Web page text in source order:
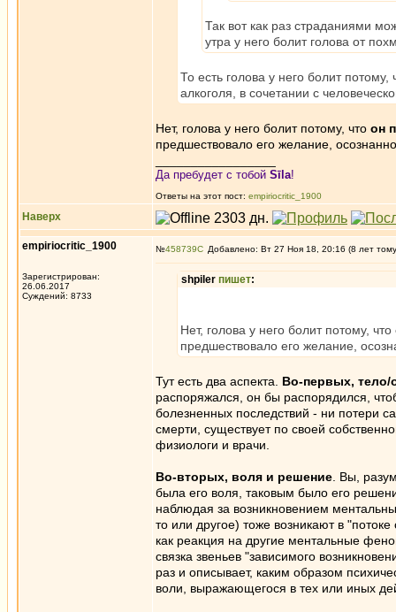
Так вот как раз страданиями
утра у него болит голова от
То есть голова у него болит
алкоголя, в сочетании с
Нет, голова у него болит потому, что он
предшествовало его желание,
Да пребудет с тобой Sīla!
Ответы на этот пост: empiriocritic_1900
Наверх
empiriocritic_1900
Зарегистрирован:
26.06.2017
Суждений: 8733
№458739 Добавлено: Вт 27 Ноя 18, 20:16 (8 лет
shpiler пишет:
Нет, голова у него болит потому, что
предшествовало его желание,
Тут есть два аспекта. Во-первых, тело/
распоряжался, он бы распорядился,
болезненных последствий - ни потери
смерти, существует по своей
физиологи и врачи.
Во-вторых, воля и решение . Вы,
была его воля, таковым было его
наблюдая за возникновением
то или другое) тоже возникают в
как реакция на другие ментальные
связка звеньев "зависимого
раз и описывает, каким образом
воли, выражающегося в тех или иных